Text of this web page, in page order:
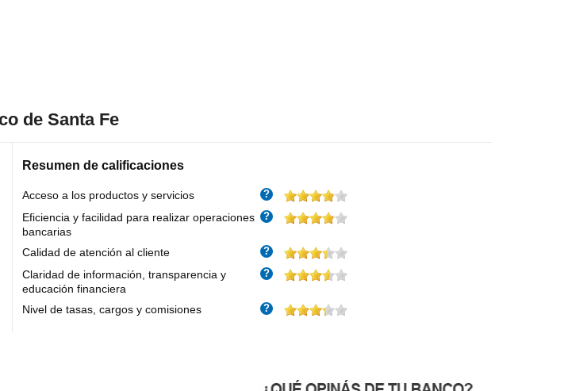
de Santa Fe
Resumen de calificaciones
Acceso a los productos y servicios ?
Eficiencia y facilidad para realizar operaciones
bancarias
?
Calidad de atención al cliente ?
Claridad de información, transparencia y
educación financiera
?
Nivel de tasas, cargos y comisiones ?